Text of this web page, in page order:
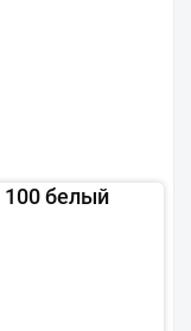
белый